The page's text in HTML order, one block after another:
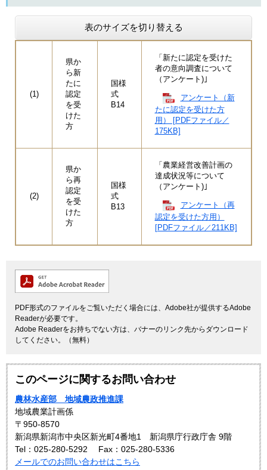
表のサイズを切り替える
(1)
県か
ら新
たに
認定
を受
けた
方
国様
式
B14
「新たに認定を受けた
者の意向調査について
（アンケート)｣
アンケート（新
たに認定を受けた方
用） [PDFファイル／
175KB]
(2)
県か
ら再
認定
を受
けた
方
国様
式
B13
「農業経営改善計画の
達成状況等について
（アンケート)｣
アンケート（再
認定を受けた方用）
[PDFファイル／211KB]
PDF形式のファイルをご覧いただく場合には、Adobe社が提供するAdobe
Readerが必要です。
Adobe Readerをお持ちでない方は、バナーのリンク先からダウンロード
してください。（無料）
このページに関するお問い合わせ
農林水産部 地域農政推進課
地域農業計画係
〒950-8570
新潟県新潟市中央区新光町4番地1 新潟県庁行政庁舎 9階
Tel：025-280-5292
Fax：025-280-5336
メールでのお問い合わせはこちら